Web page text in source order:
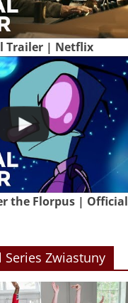
Trailer | Netflix
the Florpus | Official
Zwiastuny